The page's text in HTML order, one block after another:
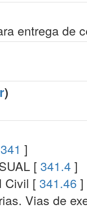
entrega de
)
341 ]
[ 341.4 ]
Civil [ 341.46 ]
Vias de